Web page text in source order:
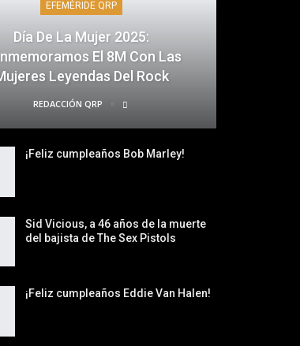
EFEMÉRIDE QRP
Día De La Mujer 2025:
El 8M Con Las
Leyendas Del Rock
REDACCIÓN QRP
¡Feliz cumpleaños Bob Marley!
Sid Vicious, a 46 años de la muerte
del bajista de The Sex Pistols
¡Feliz cumpleaños Eddie Van Halen!